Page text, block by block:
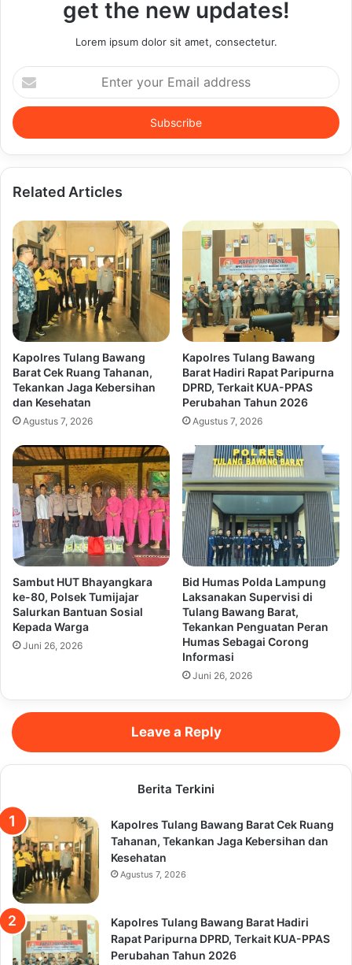
get the new updates!
Lorem ipsum dolor sit amet, consectetur.
Enter
your
Email
address
Related Articles
Kapolres Tulang Bawang
Barat Cek Ruang Tahanan,
Tekankan Jaga Kebersihan
dan Kesehatan
Agustus 7, 2026
Kapolres Tulang Bawang
Barat Hadiri Rapat Paripurna
DPRD, Terkait KUA-PPAS
Perubahan Tahun 2026
Agustus 7, 2026
Sambut HUT Bhayangkara
ke-80, Polsek Tumijajar
Salurkan Bantuan Sosial
Kepada Warga
Juni 26, 2026
Bid Humas Polda Lampung
Laksanakan Supervisi di
Tulang Bawang Barat,
Tekankan Penguatan Peran
Humas Sebagai Corong
Informasi
Juni 26, 2026
Leave a Reply
Berita Terkini
Kapolres Tulang Bawang Barat Cek Ruang
Tahanan, Tekankan Jaga Kebersihan dan
Kesehatan
Agustus 7, 2026
Kapolres Tulang Bawang Barat Hadiri
Rapat Paripurna DPRD, Terkait KUA-PPAS
Perubahan Tahun 2026